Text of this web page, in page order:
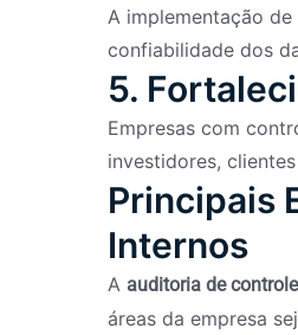
A implementação
confiabilidade dos
5.
Empresas com
investidores,
Principais
Internos
A auditoria de
áreas da empresa